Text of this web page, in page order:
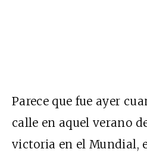
Parece que fue ayer
calle en aquel verano
victoria en el Mundial,